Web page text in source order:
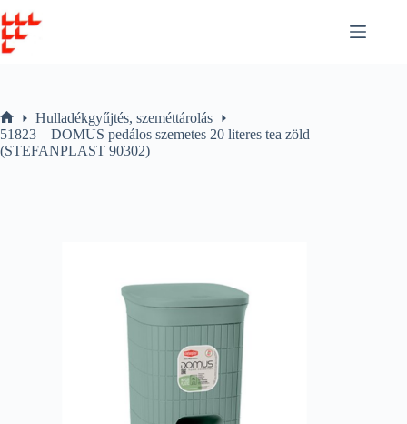
to
content
Home
Hulladékgyűjtés, szeméttárolás
51823 – DOMUS pedálos szemetes 20 literes tea zöld
(STEFANPLAST 90302)